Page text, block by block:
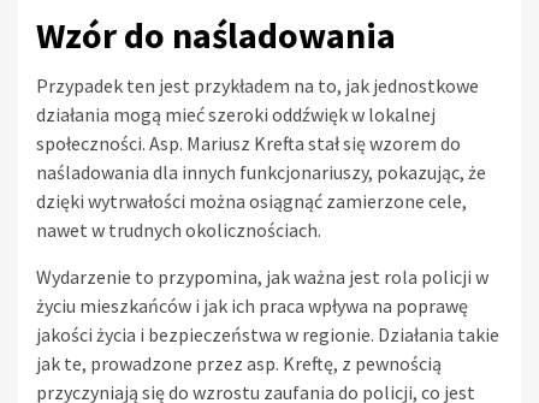
Wzór do naśladowania
Przypadek ten jest przykładem na to, jak jednostkowe
działania mogą mieć szeroki oddźwięk w lokalnej
społeczności. Asp. Mariusz Krefta stał się wzorem do
naśladowania dla innych funkcjonariuszy, pokazując, że
dzięki wytrwałości można osiągnąć zamierzone cele,
nawet w trudnych okolicznościach.
Wydarzenie to przypomina, jak ważna jest rola policji w
życiu mieszkańców i jak ich praca wpływa na poprawę
jakości życia i bezpieczeństwa w regionie. Działania takie
jak te, prowadzone przez asp. Kreftę, z pewnością
przyczyniają się do wzrostu zaufania do policji, co jest